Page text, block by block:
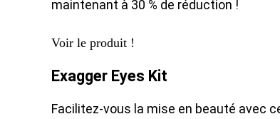
maintenant à 30 % de réduction !
Voir le produit !
Exagger Eyes Kit
Facilitez-vous la mise en beauté avec